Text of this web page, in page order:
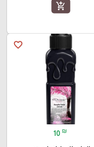
add_shopping_cart
favorite_border
10 ₪